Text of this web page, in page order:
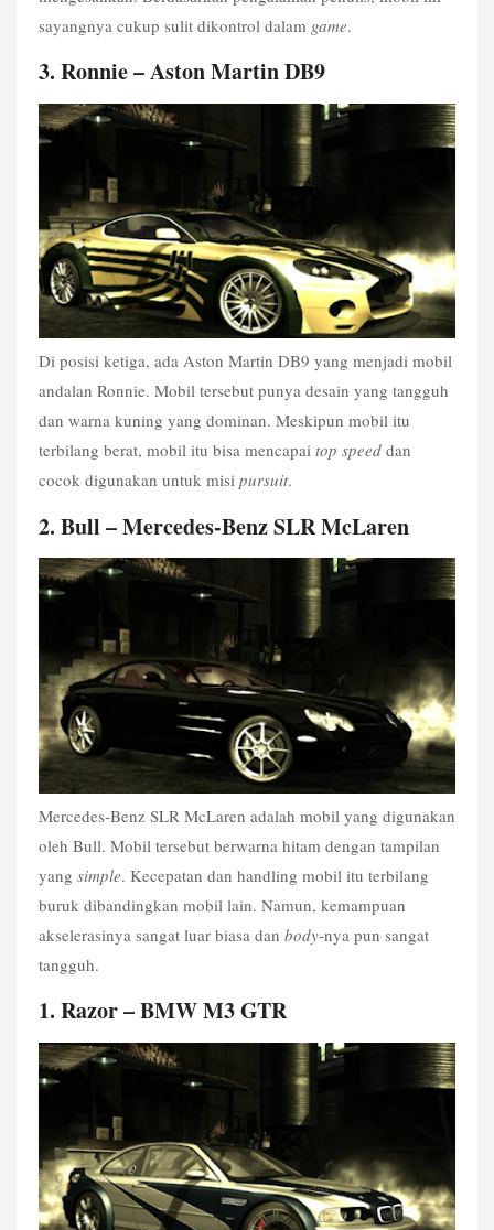
sayangnya cukup sulit dikontrol dalam game.
3. Ronnie – Aston Martin DB9
Di posisi ketiga, ada Aston Martin DB9 yang menjadi mobil
andalan Ronnie. Mobil tersebut punya desain yang tangguh
dan warna kuning yang dominan. Meskipun mobil itu
terbilang berat, mobil itu bisa mencapai top speed dan
cocok digunakan untuk misi pursuit.
2. Bull – Mercedes-Benz SLR McLaren
Mercedes-Benz SLR McLaren adalah mobil yang digunakan
oleh Bull. Mobil tersebut berwarna hitam dengan tampilan
yang simple. Kecepatan dan handling mobil itu terbilang
buruk dibandingkan mobil lain. Namun, kemampuan
akselerasinya sangat luar biasa dan body-nya pun sangat
tangguh.
1. Razor – BMW M3 GTR